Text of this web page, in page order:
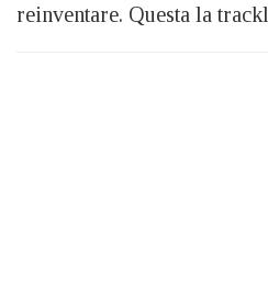
reinventare. Questa la